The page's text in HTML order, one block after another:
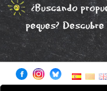
¿Buscando
peques?